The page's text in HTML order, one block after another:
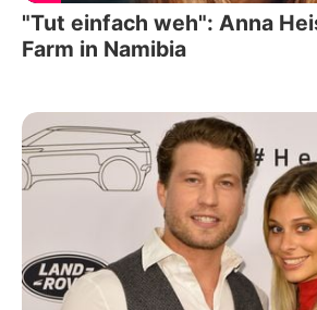
"Tut einfach weh": Anna
Farm in Namibia